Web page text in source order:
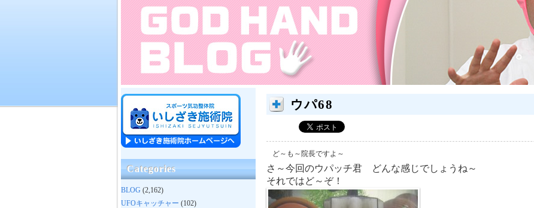
ウパ68
ど～も～院長ですよ～
さ～今回のウパッチ君 どんな感じでしょうね～
それではど～ぞ！
Categories
BLOG (2,162)
UFOキャッチャー (102)